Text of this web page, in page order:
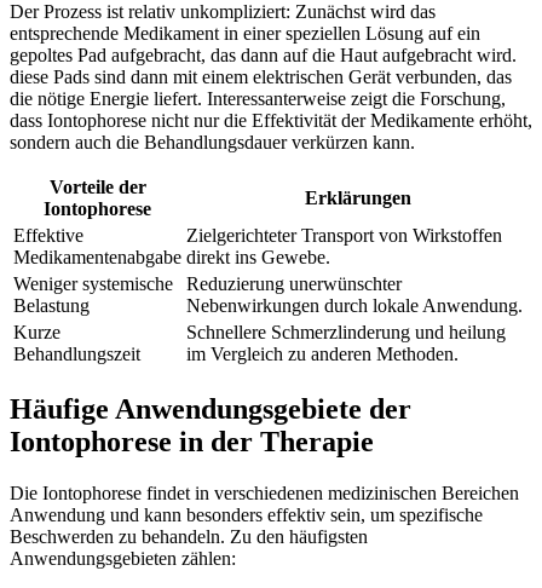
Der Prozess ist relativ unkompliziert: Zunächst wird das
entsprechende Medikament in einer ​speziellen​ Lösung auf ein
gepoltes Pad aufgebracht, das dann auf die Haut aufgebracht wird.
⁢diese Pads⁢ sind ​dann mit einem ⁢elektrischen Gerät verbunden, das‌
die nötige Energie liefert. Interessanterweise zeigt die Forschung,
dass ​Iontophorese ⁣nicht ⁣nur die Effektivität der​ Medikamente erhöht,
sondern auch die Behandlungsdauer verkürzen⁤ kann.
Vorteile der
⁣Iontophorese
Erklärungen
Effektive
Medikamentenabgabe
Zielgerichteter Transport von Wirkstoffen
direkt ins⁤ Gewebe.
Weniger systemische⁤
Belastung
Reduzierung‌ unerwünschter
Nebenwirkungen durch⁤ lokale Anwendung.
Kurze
Behandlungszeit
Schnellere Schmerzlinderung und heilung
im Vergleich zu anderen Methoden.
Häufige Anwendungsgebiete der
Iontophorese‍ in⁣ der Therapie
Die Iontophorese ‌findet in⁤ verschiedenen medizinischen‍ Bereichen
Anwendung und kann besonders effektiv sein, um spezifische⁣
Beschwerden zu behandeln. Zu den ⁣häufigsten
Anwendungsgebieten zählen: